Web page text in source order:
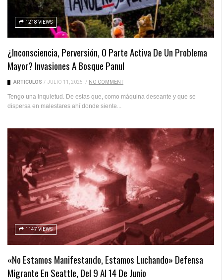
1218 VIEWS
¿Inconsciencia, Perversión, O Parte Activa De Un Problema
Mayor? Invasiones A Bosque Panul
ARTICULOS / JULIO 11, 2025 / NO COMMENT
Tengo una inquietud. De estas que, como máquina deseante y que se
dispersa en malestares ahí donde siente...
1147 VIEWS
«No Estamos Manifestando, Estamos Luchando» Defensa
Migrante En Seattle, Del 9 Al 14 De Junio